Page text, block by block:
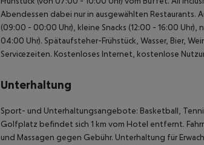
Abendessen dabei nur in ausgewählten Restaurants.
(09:00 - 00:00 Uhr), kleine Snacks (12:00 - 16:00
04:00 Uhr). Spätaufsteher-Frühstück, Wasser, Bier,
Servicezeiten. Kostenloses Internet, kostenlose
Unterhaltung
Sport- und Unterhaltungsangebote: Basketball,
Golfplatz befindet sich 1 km vom Hotel entfernt.
und Massagen gegen Gebühr. Unterhaltung für